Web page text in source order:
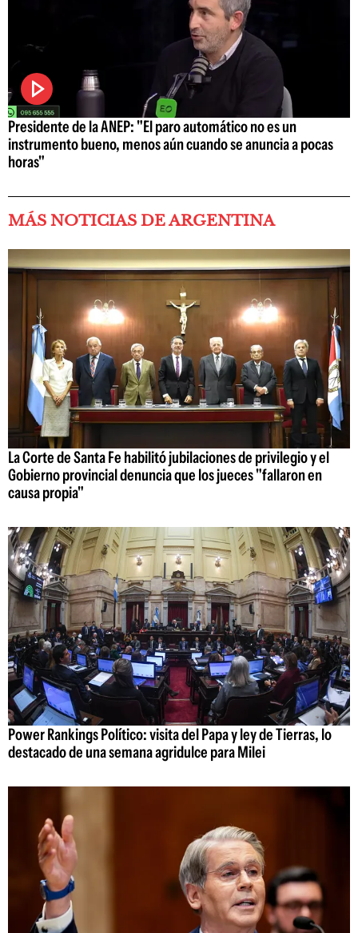
Presidente de la ANEP: "El paro automático no es un
instrumento bueno, menos aún cuando se anuncia a pocas
horas"
MÁS NOTICIAS DE ARGENTINA
La Corte de Santa Fe habilitó jubilaciones de privilegio y el
Gobierno provincial denuncia que los jueces "fallaron en
causa propia"
Power Rankings Político: visita del Papa y ley de Tierras, lo
destacado de una semana agridulce para Milei